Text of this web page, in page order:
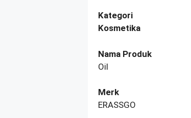
Kategori
Kosmetika
Nama Produk
Oil
Merk
ERASSGO